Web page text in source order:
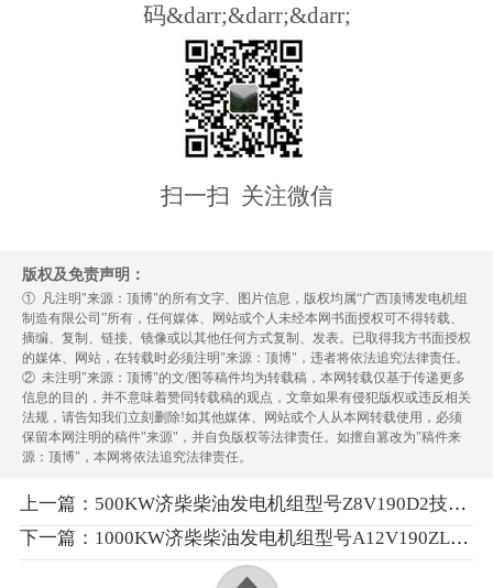
码&darr;&darr;&darr;
扫一扫 关注微信
版权及免责声明：
① 凡注明"来源：顶博"的所有文字、图片信息，版权均属“广西顶博发电机组
制造有限公司”所有，任何媒体、网站或个人未经本网书面授权可不得转载、
摘编、复制、链接、镜像或以其他任何方式复制、发表。已取得我方书面授权
的媒体、网站，在转载时必须注明"来源：顶博"，违者将依法追究法律责任。
② 未注明"来源：顶博"的文/图等稿件均为转载稿，本网转载仅基于传递更多
信息的目的，并不意味着赞同转载稿的观点，文章如果有侵犯版权或违反相关
法规，请告知我们立刻删除!如其他媒体、网站或个人从本网转载使用，必须
保留本网注明的稿件"来源"，并自负版权等法律责任。如擅自篡改为"稿件来
源：顶博"，本网将依法追究法律责任。
上一篇：500KW济柴柴油发电机组型号Z8V190D2技术参数
下一篇：1000KW济柴柴油发电机组型号A12V190ZL技术参数